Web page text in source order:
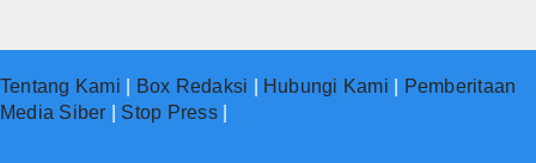
Tentang Kami Box Redaksi Hubungi Kami
Pemberitaan
Media Siber
Stop Press|